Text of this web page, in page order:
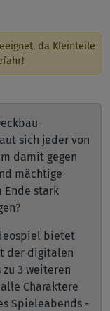
da Kleinteile
sich jeder von
damit gegen
mächtige
Ende stark
bietet
der digitalen
3 weiteren
Charaktere
Spieleabends -